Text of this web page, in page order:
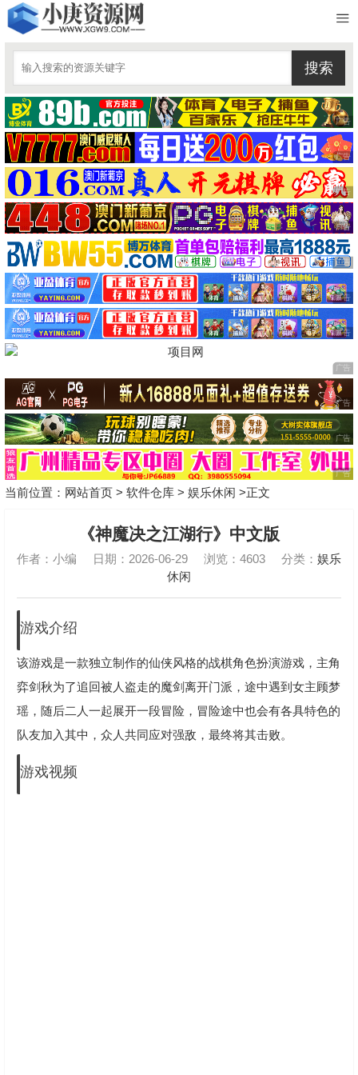
当前位置： 网站首页 > 软件仓库 > 娱乐休闲 >正文
《神魔决之江湖行》中文版
作者：小编 日期：2026-06-29 浏览：4603 分类： 娱乐
休闲
游戏介绍
该游戏是一款独立制作的仙侠风格的战棋角色扮演游戏，主角
弈剑秋为了追回被人盗走的魔剑离开门派，途中遇到女主顾梦
瑶，随后二人一起展开一段冒险，冒险途中也会有各具特色的
队友加入其中，众人共同应对强敌，最终将其击败。
游戏视频